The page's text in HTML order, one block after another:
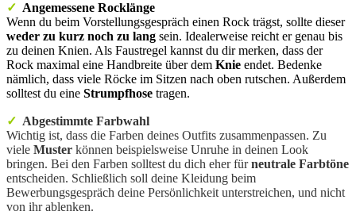
✓ Angemessene Rocklänge
Wenn du beim Vorstellungsgespräch einen Rock trägst, sollte dieser
weder zu kurz noch zu lang sein. Idealerweise reicht er genau bis
zu deinen Knien. Als Faustregel kannst du dir merken, dass der
Rock maximal eine Handbreite über dem Knie endet. Bedenke
nämlich, dass viele Röcke im Sitzen nach oben rutschen. Außerdem
solltest du eine Strumpfhose tragen.
✓ Abgestimmte Farbwahl
Wichtig ist, dass die Farben deines Outfits zusammenpassen. Zu
viele Muster können beispielsweise Unruhe in deinen Look
bringen. Bei den Farben solltest du dich eher fürneutrale Farbtöne
entscheiden. Schließlich soll deine Kleidung beim
Bewerbungsgespräch deine Persönlichkeit unterstreichen, und nicht
von ihr ablenken.